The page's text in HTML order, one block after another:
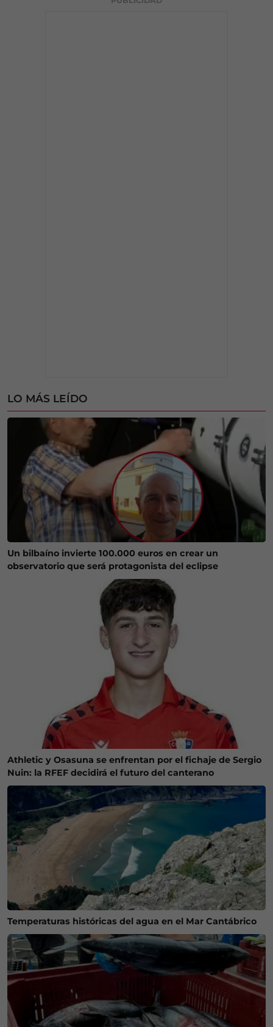
LO MÁS LEÍDO
Un bilbaíno invierte 100.000 euros en crear un
observatorio que será protagonista del eclipse
Athletic y Osasuna se enfrentan por el fichaje de Sergio
Nuin: la RFEF decidirá el futuro del canterano
Temperaturas históricas del agua en el Mar Cantábrico